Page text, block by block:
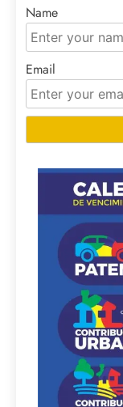
Name
Email